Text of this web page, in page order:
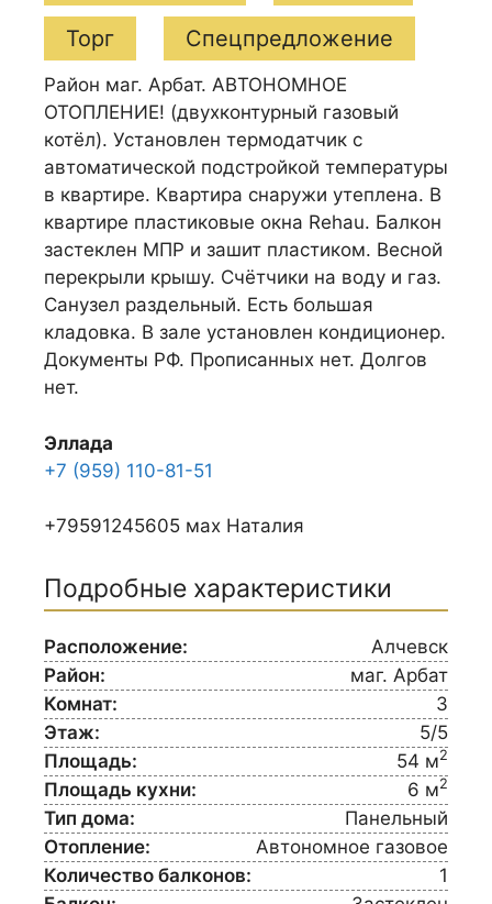
Торг Спецпредложение
Район маг. Арбат. АВТОНОМНОЕ
ОТОПЛЕНИЕ! (двухконтурный газовый
котёл). Установлен термодатчик с
автоматической подстройкой температуры
в квартире. Квартира снаружи утеплена. В
квартире пластиковые окна Rehau. Балкон
застеклен МПР и зашит пластиком. Весной
перекрыли крышу. Счётчики на воду и газ.
Санузел раздельный. Есть большая
кладовка. В зале установлен кондиционер.
Документы РФ. Прописанных нет. Долгов
нет.
Эллада
+7 (959) 110-81-51
+79591245605 мах Наталия
Подробные характеристики
Расположение:
Алчевск
Район:
маг. Арбат
Комнат:
3
Этаж:
5/5
Площадь:
54 м2
Площадь кухни: 6 м2
Тип дома:
Панельный
Отопление:
Автономное газовое
Количество балконов:
1